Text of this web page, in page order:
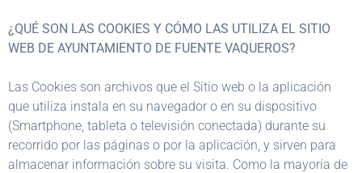
¿QUÉ SON LAS COOKIES Y CÓMO LAS UTILIZA EL SITIO
WEB DE AYUNTAMIENTO DE FUENTE VAQUEROS?
Las Cookies son archivos que el Sitio web o la aplicación
que utiliza instala en su navegador o en su dispositivo
(Smartphone, tableta o televisión conectada) durante su
recorrido por las páginas o por la aplicación, y sirven para
almacenar información sobre su visita. Como la mayoría de